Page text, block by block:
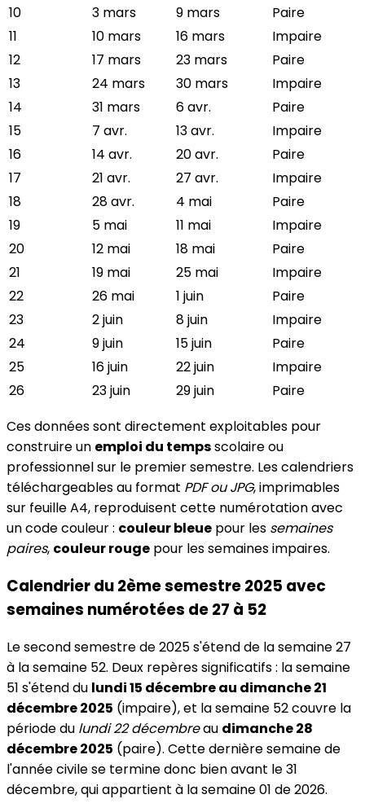
10
3 mars 9 mars
Paire
11
10 mars 16 mars
Impaire
12
17 mars 23 mars
Paire
13
24 mars 30 mars
Impaire
14
31 mars 6 avr.
Paire
15
7 avr. 13 avr.
Impaire
16
14 avr. 20 avr.
Paire
17
21 avr. 27 avr.
Impaire
18
28 avr. 4 mai
Paire
19
5 mai 11 mai
Impaire
20
12 mai 18 mai
Paire
21
19 mai 25 mai
Impaire
22
26 mai 1 juin
Paire
23
2 juin 8 juin
Impaire
24
9 juin 15 juin
Paire
25
16 juin 22 juin
Impaire
26
23 juin 29 juin
Paire
Ces données sont directement exploitables pour
construire un emploi du tempsscolaire ou
professionnel sur le premier semestre. Les calendriers
téléchargeables au format PDF ou JPG, imprimables
sur feuille A4, reproduisent cette numérotation avec
un code couleur : couleur bleue pour les semaines
paires, couleur rouge pour les semaines impaires.
Calendrier du 2ème semestre 2025 avec
semaines numérotées de 27 à 52
Le second semestre de 2025 s'étend de la semaine 27
à la semaine 52. Deux repères significatifs : la semaine
51 s'étend du lundi 15 décembre au dimanche 21
décembre 2025 (impaire), et la semaine 52 couvre la
période du lundi 22 décembreau dimanche 28
décembre 2025 (paire). Cette dernière semaine de
l'année civile se termine donc bien avant le 31
décembre, qui appartient à la semaine 01 de 2026.